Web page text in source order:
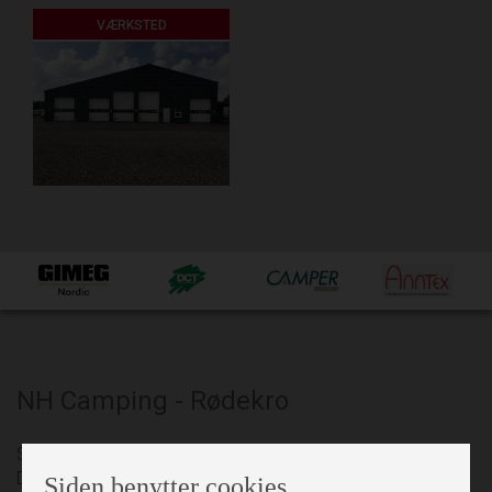
VÆRKSTED
Siden etableringen i 1962 har NH Camping været en af
Danmarks mest erfarne og velrenommerede